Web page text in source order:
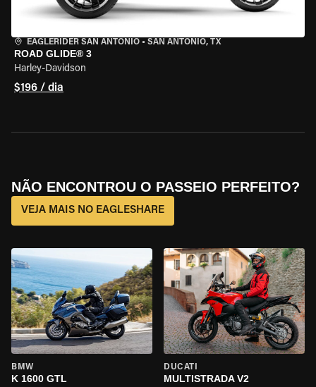
EAGLERIDER SAN ANTONIO • SAN ANTONIO, TX
ROAD GLIDE® 3
Harley-Davidson
$196 / dia
NÃO ENCONTROU O PASSEIO PERFEITO?
VEJA MAIS NO EAGLESHARE
BMW
K 1600 GTL
DUCATI
MULTISTRADA V2